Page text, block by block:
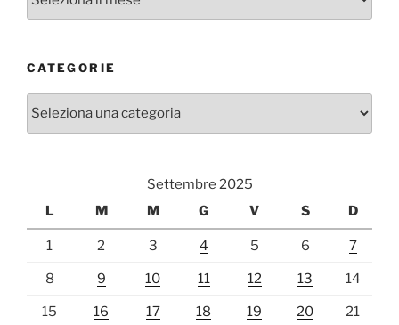
CATEGORIE
Categorie
Settembre 2025
L
M M G V S D
1 2 3 4 5 6 7
8 9 10 11 12 13 14
15 16 17 18 19 20 21